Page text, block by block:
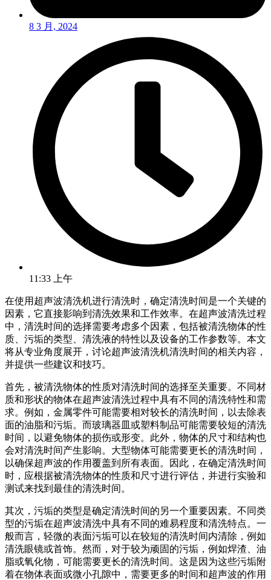
8 3 月, 2024
11:33 上午
在使用超声波清洗机进行清洗时，确定清洗时间是一个关键的
因素，它直接影响到清洗效果和工作效率。在超声波清洗过程
中，清洗时间的选择需要考虑多个因素，包括被清洗物体的性
质、污垢的类型、清洗液的特性以及设备的工作参数等。本文
将从专业角度展开，讨论超声波清洗机清洗时间的相关内容，
并提供一些建议和技巧。
首先，被清洗物体的性质对清洗时间的选择至关重要。不同材
质和形状的物体在超声波清洗过程中具有不同的清洗特性和需
求。例如，金属零件可能需要相对较长的清洗时间，以去除表
面的油脂和污垢。而玻璃器皿或塑料制品可能需要较短的清洗
时间，以避免物体的损伤或形变。此外，物体的尺寸和结构也
会对清洗时间产生影响。大型物体可能需要更长的清洗时间，
以确保超声波的作用覆盖到所有表面。因此，在确定清洗时间
时，应根据被清洗物体的性质和尺寸进行评估，并进行实验和
测试来找到最佳的清洗时间。
其次，污垢的类型是确定清洗时间的另一个重要因素。不同类
型的污垢在超声波清洗中具有不同的难易程度和清洗特点。一
般而言，轻微的表面污垢可以在较短的清洗时间内清除，例如
清洗眼镜或首饰。然而，对于较为顽固的污垢，例如焊渣、油
脂或氧化物，可能需要更长的清洗时间。这是因为这些污垢附
着在物体表面或微小孔隙中，需要更多的时间和超声波的作用